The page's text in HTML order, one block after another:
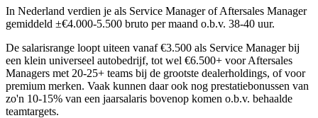
In Nederland verdien je als Service Manager of Aftersales Manager
gemiddeld ±€4.000-5.500 bruto per maand o.b.v. 38-40 uur.
De salarisrange loopt uiteen vanaf €3.500 als Service Manager bij
een klein universeel autobedrijf, tot wel €6.500+ voor Aftersales
Managers met 20-25+ teams bij de grootste dealerholdings, of voor
premium merken. Vaak kunnen daar ook nog prestatiebonussen van
zo'n 10-15% van een jaarsalaris bovenop komen o.b.v. behaalde
teamtargets.